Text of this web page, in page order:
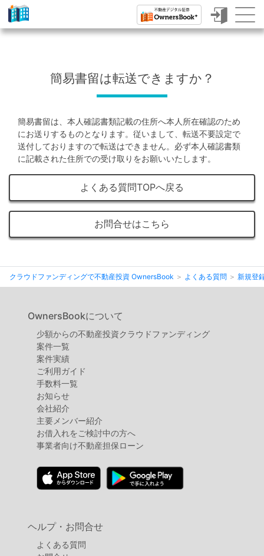
ク
ァ
ン
デ
ン
で
不
動
OwnersBook
簡易書留は転送できますか？
簡易書留は、本人確認書類記載の住所へ本人所在確認のため
にお送りするものとなります。従いまして、転送不要設定で
送付しておりますので転送はできません。必ず本人確認書類
に記載された住所での受け取りをお願いいたします。
よくある質問TOPへ戻る
お問合せはこちら
クラウドファンディングで不動産投資 OwnersBook よくある質問 新規登
OwnersBookについて
少額からの不動産投資クラウドファンディング
案件⼀覧
案件実績
ご利用ガイド
手数料一覧
お知らせ
会社紹介
主要メンバー紹介
お借入れをご検討中の方へ
事業者向け不動産担保ローン
ヘルプ・お問合せ
よくある質問